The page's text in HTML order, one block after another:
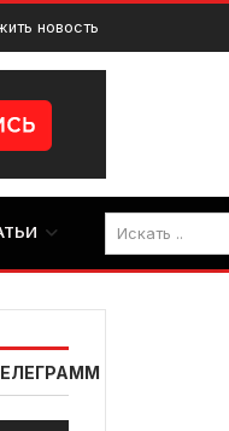
новость